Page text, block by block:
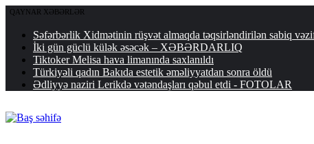
QAYNAR XƏBƏRLƏR
Səfərbərlik Xidmətinin rüşvət almaqda təqsirləndirilən sabiq
İki gün güclü külək əsəcək – XƏBƏRDARLIQ
Tiktoker Melisa hava limanında saxlanıldı
Türkiyəli qadın Bakıda estetik əməliyyatdan sonra öldü
Ədliyyə naziri Lerikdə vətəndaşları qəbul etdi - FOTOLAR